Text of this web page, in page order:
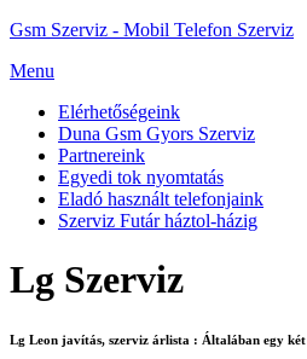
Gsm Szerviz - Mobil Telefon Szerviz
Menu
Elérhetőségeink
Duna Gsm Gyors Szerviz
Partnereink
Egyedi tok nyomtatás
Eladó használt telefonjaink
Szerviz Futár háztol-házig
Lg Szerviz
Lg Leon javítás, szerviz árlista : Általában egy